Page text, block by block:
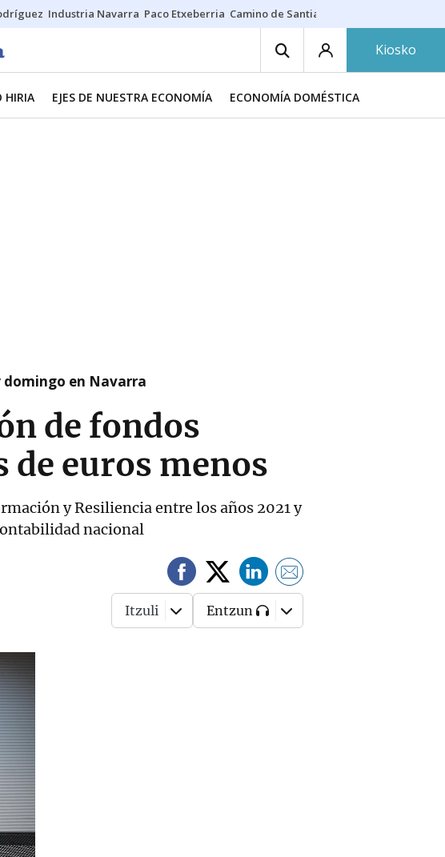
Industria Navarra Paco Etxeberria Camino de Santiago
Kiosko
HIRIA EJES DE NUESTRA ECONOMÍA ECONOMÍA DOMÉSTICA
domingo en Navarra
de fondos
de euros menos
y Resiliencia entre los años 2021 y
nacional
Itzuli Entzun